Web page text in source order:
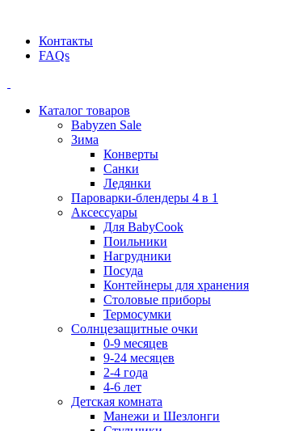
Контакты
FAQs
Каталог товаров
Babyzen Sale
Зима
Конверты
Санки
Ледянки
Пароварки-блендеры 4 в 1
Аксессуары
Для BabyCook
Поильники
Нагрудники
Посуда
Контейнеры для хранения
Столовые приборы
Термосумки
Солнцезащитные очки
0-9 месяцев
9-24 месяцев
2-4 года
4-6 лет
Детская комната
Манежи и Шезлонги